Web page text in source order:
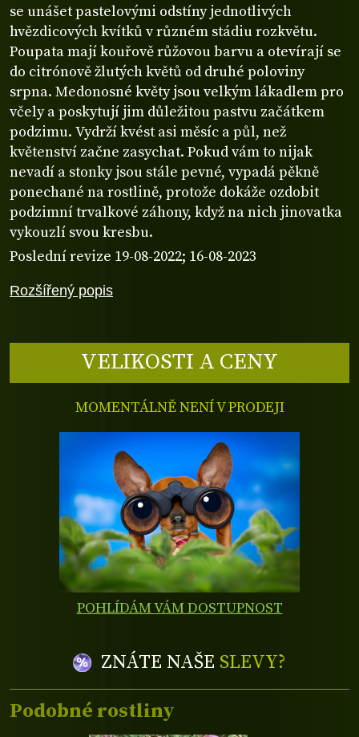
Rozšířený popis
se unášet pastelovými odstíny jednotlivých
hvězdicových kvítků v různém stádiu rozkvětu.
Poupata mají kouřově růžovou barvu a otevírají se
do citrónově žlutých květů od druhé poloviny
srpna. Medonosné květy jsou velkým lákadlem pro
včely a poskytují jim důležitou pastvu začátkem
podzimu. Vydrží kvést asi měsíc a půl, než
květenství začne zasychat. Pokud vám to nijak
nevadí a stonky jsou stále pevné, vypadá pěkně
ponechané na rostlině, protože dokáže ozdobit
podzimní trvalkové záhony, když na nich jinovatka
vykouzlí svou kresbu.
Poslední revize 19-08-2022; 16-08-2023
VELIKOSTI A CENY
MOMENTÁLNĚ NENÍ V PRODEJI
POHLÍDÁM VÁM DOSTUPNOST
ZNÁTE NAŠE SLEVY?
Podobné rostliny